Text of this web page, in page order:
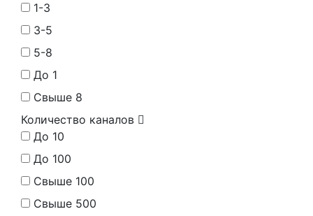
1-3
3-5
5-8
До 1
Свыше 8
Количество каналов
До 10
До 100
Свыше 100
Свыше 500